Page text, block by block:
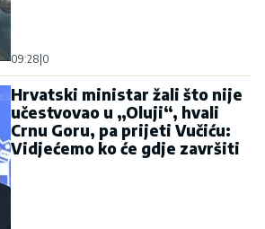
09:28|0
Hrvatski ministar žali što nije
učestvovao u „Oluji“, hvali
Crnu Goru, pa prijeti Vučiću:
Vidjećemo ko će gdje završiti